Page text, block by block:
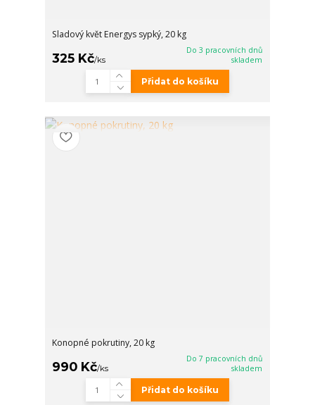
Sladový květ Energys sypký, 20 kg
325 Kč/ks
Do 3 pracovních dnů
skladem
Přidat do košíku
Konopné pokrutiny, 20 kg
990 Kč/ks
Do 7 pracovních dnů
skladem
Přidat do košíku